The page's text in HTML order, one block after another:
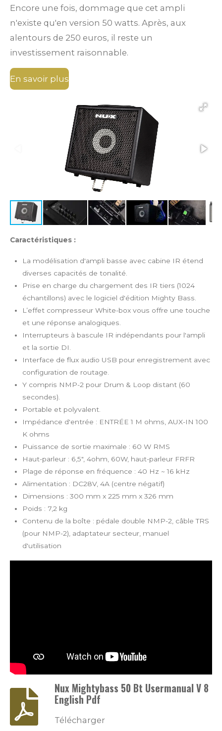
Encore une fois, dommage que cet ampli
n'existe qu'en version 50 watts. Après, aux
alentours de 250 euros, il reste un
investissement raisonnable.
En savoir plus
Caractéristiques :
La modélisation d'ampli basse avec cabine IR étend
diverses capacités de tonalité.
Prise en charge du chargement des IR tiers (1024
échantillons) avec le logiciel d'édition Mighty Bass.
L’effet compresseur White-box vous offre une touche
et une réponse analogiques.
Interrupteurs à bascule IR indépendants pour l'ampli
et la sortie DI.
Interface de flux audio USB pour enregistrement avec
configuration de routage.
Y compris NMP-2 pour Drum & Loop distant (60
secondes).
Portable et polyvalent.
Impédance d'entrée : ENTRÉE 1 M ohms, AUX-IN 100
K ohms
Puissance de sortie maximale : 60 W RMS
Haut-parleur : 6,5", 4ohm, 60W, haut-parleur FRFR
Plage de réponse en fréquence : 40 Hz ~ 16 kHz
Alimentation : DC28V, 4A (centre négatif)
Dimensions : 300 mm x 225 mm x 326 mm
Poids : 7,2 kg
Contenu de la boîte : pédale double NMP-2, câble TRS
(pour NMP-2), adaptateur secteur, manuel
d'utilisation
Nux Mightybass 50 Bt Usermanual V 8
English Pdf
Télécharger